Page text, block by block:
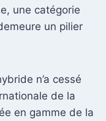
une catégorie
un pilier
n’a cessé
de la
en gamme de la